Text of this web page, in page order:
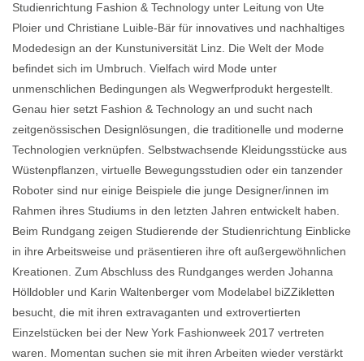
Studienrichtung Fashion & Technology unter Leitung von Ute
Ploier und Christiane Luible-Bär für innovatives und nachhaltiges
Modedesign an der Kunstuniversität Linz. Die Welt der Mode
befindet sich im Umbruch. Vielfach wird Mode unter
unmenschlichen Bedingungen als Wegwerfprodukt hergestellt.
Genau hier setzt Fashion & Technology an und sucht nach
zeitgenössischen Designlösungen, die traditionelle und moderne
Technologien verknüpfen. Selbstwachsende Kleidungsstücke aus
Wüstenpflanzen, virtuelle Bewegungsstudien oder ein tanzender
Roboter sind nur einige Beispiele die junge Designer/innen im
Rahmen ihres Studiums in den letzten Jahren entwickelt haben.
Beim Rundgang zeigen Studierende der Studienrichtung Einblicke
in ihre Arbeitsweise und präsentieren ihre oft außergewöhnlichen
Kreationen. Zum Abschluss des Rundganges werden Johanna
Hölldobler und Karin Waltenberger vom Modelabel biZZikletten
besucht, die mit ihren extravaganten und extrovertierten
Einzelstücken bei der New York Fashionweek 2017 vertreten
waren. Momentan suchen sie mit ihren Arbeiten wieder verstärkt